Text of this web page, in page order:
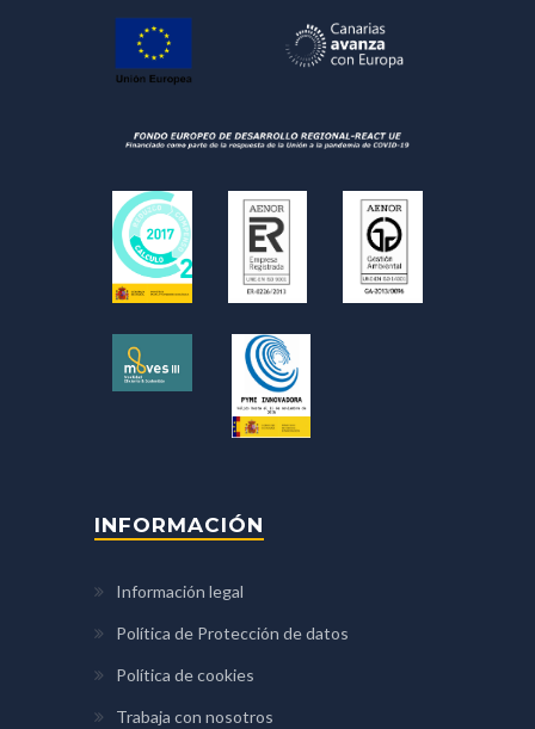
INFORMACIÓN
Información legal
Política de Protección de datos
Política de cookies
Trabaja con nosotros